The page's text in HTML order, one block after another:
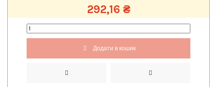
292,16 ₴
Додати в кошик